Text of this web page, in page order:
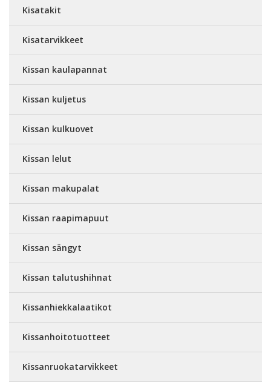
Kisatakit
Kisatarvikkeet
Kissan kaulapannat
Kissan kuljetus
Kissan kulkuovet
Kissan lelut
Kissan makupalat
Kissan raapimapuut
Kissan sängyt
Kissan talutushihnat
Kissanhiekkalaatikot
Kissanhoitotuotteet
Kissanruokatarvikkeet